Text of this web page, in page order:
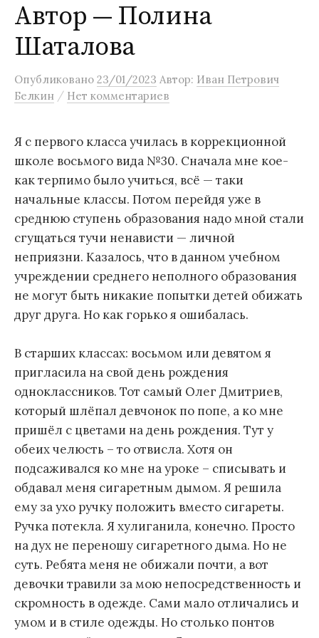
м
у
Автор — Полина
Шаталова
Опубликовано 23/01/2023 Автор: Иван Петрович
Белкин / Нет комментариев
Я с первого класса училась в коррекционной
школе восьмого вида №30. Сначала мне кое-
как терпимо было учиться, всё — таки
начальные классы. Потом перейдя уже в
среднюю ступень образования надо мной стали
сгущаться тучи ненависти — личной
неприязни. Казалось, что в данном учебном
учреждении среднего неполного образования
не могут быть никакие попытки детей обижать
друг друга. Но как горько я ошибалась.
В старших классах: восьмом или девятом я
пригласила на свой день рождения
одноклассников. Тот самый Олег Дмитриев,
который шлёпал девчонок по попе, а ко мне
пришёл с цветами на день рождения. Тут у
обеих челюсть – то отвисла. Хотя он
подсаживался ко мне на уроке – списывать и
обдавал меня сигаретным дымом. Я решила
ему за ухо ручку положить вместо сигареты.
Ручка потекла. Я хулиганила, конечно. Просто
на дух не переношу сигаретного дыма. Но не
суть. Ребята меня не обижали почти, а вот
девочки травили за мою непосредственность и
скромность в одежде. Сами мало отличались и
умом и в стиле одежды. Но столько понтов